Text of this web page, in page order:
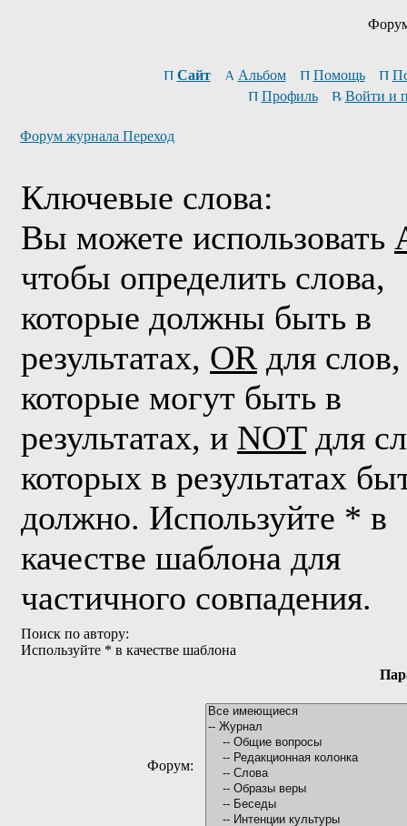
Сайт Альбом Помощь
Профиль
Войти и
Форум журнала Переход
Ключевые слова:
Вы можете использовать
чтобы определить слова,
которые должны быть в
результатах, OR для слов,
которые могут быть в
результатах, и NOTдля
которых в результатах
должно. Используйте * в
качестве шаблона для
частичного совпадения.
Поиск по автору:
Используйте * в качестве шаблона
Форум: